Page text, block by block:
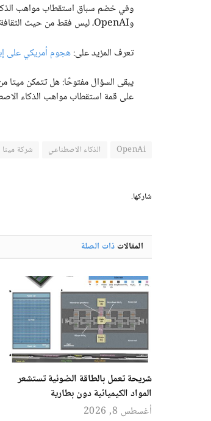
وفي خضم سباق استقطاب مواهب
وOpenAI، ليس فقط من حيث الثقافة المؤسسية، بل من حيث الرؤية طويلة المدى.
تعرف المزيد على:هجوم أمريكي على
على قمة استقطاب مواهب الذكاء
OpenAi الذكاء الاصطناعي شركة ميتا
شاركها.
المقالات ذات الصلة
شريحة تعمل بالطاقة الضوئية تستشعر
المواد الكيميائية دون بطارية
أغسطس 8, 2026